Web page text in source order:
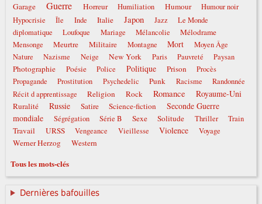
Garage Guerre Horreur Humiliation Humour
Humour noir
Hypocrisie
Île Inde Italie Japon Jazz
Le Monde
diplomatique
Loufoque Mariage Mélancolie Mélodrame
Mensonge Meurtre Militaire Montagne Mort
Moyen Âge
Nature
Nazisme Neige New York Paris Pauvreté Paysan
Photographie Poésie Police Politique Prison
Procès
Propagande
Prostitution Psychedelic Punk Racisme
Randonnée
Récit d apprentissage
Religion Rock Romance Royaume-Uni
Ruralité Russie Satire Science-fiction
Seconde Guerre
mondiale
Ségrégation Série B Sexe Solitude Thriller Train
Travail URSS Vengeance Vieillesse Violence Voyage
Werner Herzog Western
Tous les mots-clés
Dernières bafouilles